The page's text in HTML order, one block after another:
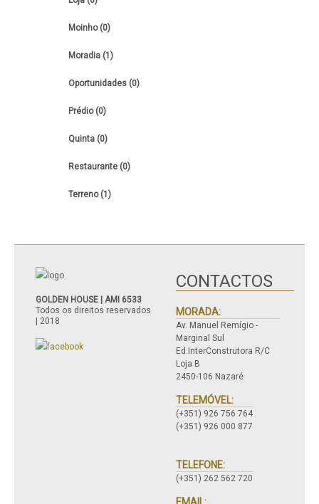
Moinho (0)
Moradia (1)
Oportunidades (0)
Prédio (0)
Quinta (0)
Restaurante (0)
Terreno (1)
GOLDEN HOUSE | AMI 6533
Todos os direitos reservados
| 2018
CONTACTOS
MORADA:
Av. Manuel Remígio -
Marginal Sul
Ed.InterConstrutora R/C
Loja B
2450-106 Nazaré
TELEMÓVEL:
(+351) 926 756 764
(+351) 926 000 877
TELEFONE:
(+351) 262 562 720